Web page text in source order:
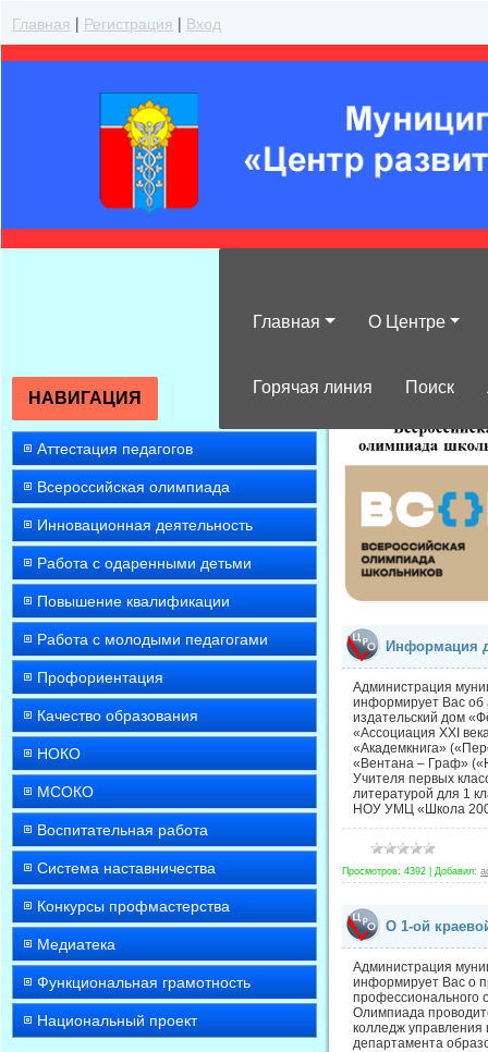
Главная | Регистрация | Вход
Главная О Центре
Горячая линия Поиск
НАВИГАЦИЯ
Аттестация педагогов
Всероссийская олимпиада
Инновационная деятельность
Работа с одаренными детьми
Повышение квалификации
Работа с молодыми педагогами
Профориентация
Качество образования
НОКО
МСОКО
Воспитательная работа
Система наставничества
Конкурсы профмастерства
Медиатека
Функциональная грамотность
Национальный проект
Информация
Администрация
информирует Вас об
издательский дом
«Ассоциация ХХI
«Академкнига»
«Вентана – Граф»
Учителя первых
литературой для 1
НОУ УМЦ «Школа
Просмотров: 4392 Добавил:
О 1-ой
Администрация
информирует Вас о
профессионального
Олимпиада
колледж
департамента